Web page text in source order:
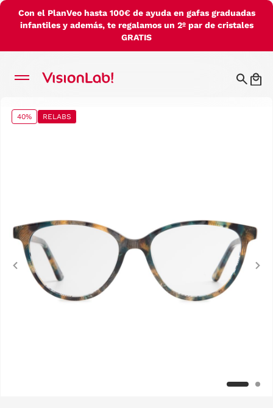
Con el PlanVeo hasta 100€ de ayuda en gafas graduadas
infantiles y además, te regalamos un 2º par de cristales
GRATIS
40% RELABS
Previous